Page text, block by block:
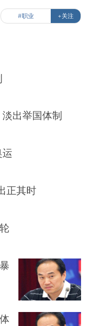
#职业 +关注
出举国体制
正其时